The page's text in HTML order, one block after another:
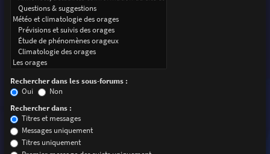
Rechercher dans les sous-forums :
Oui
Non
Rechercher dans :
Titres et messages
Messages uniquement
Titres uniquement